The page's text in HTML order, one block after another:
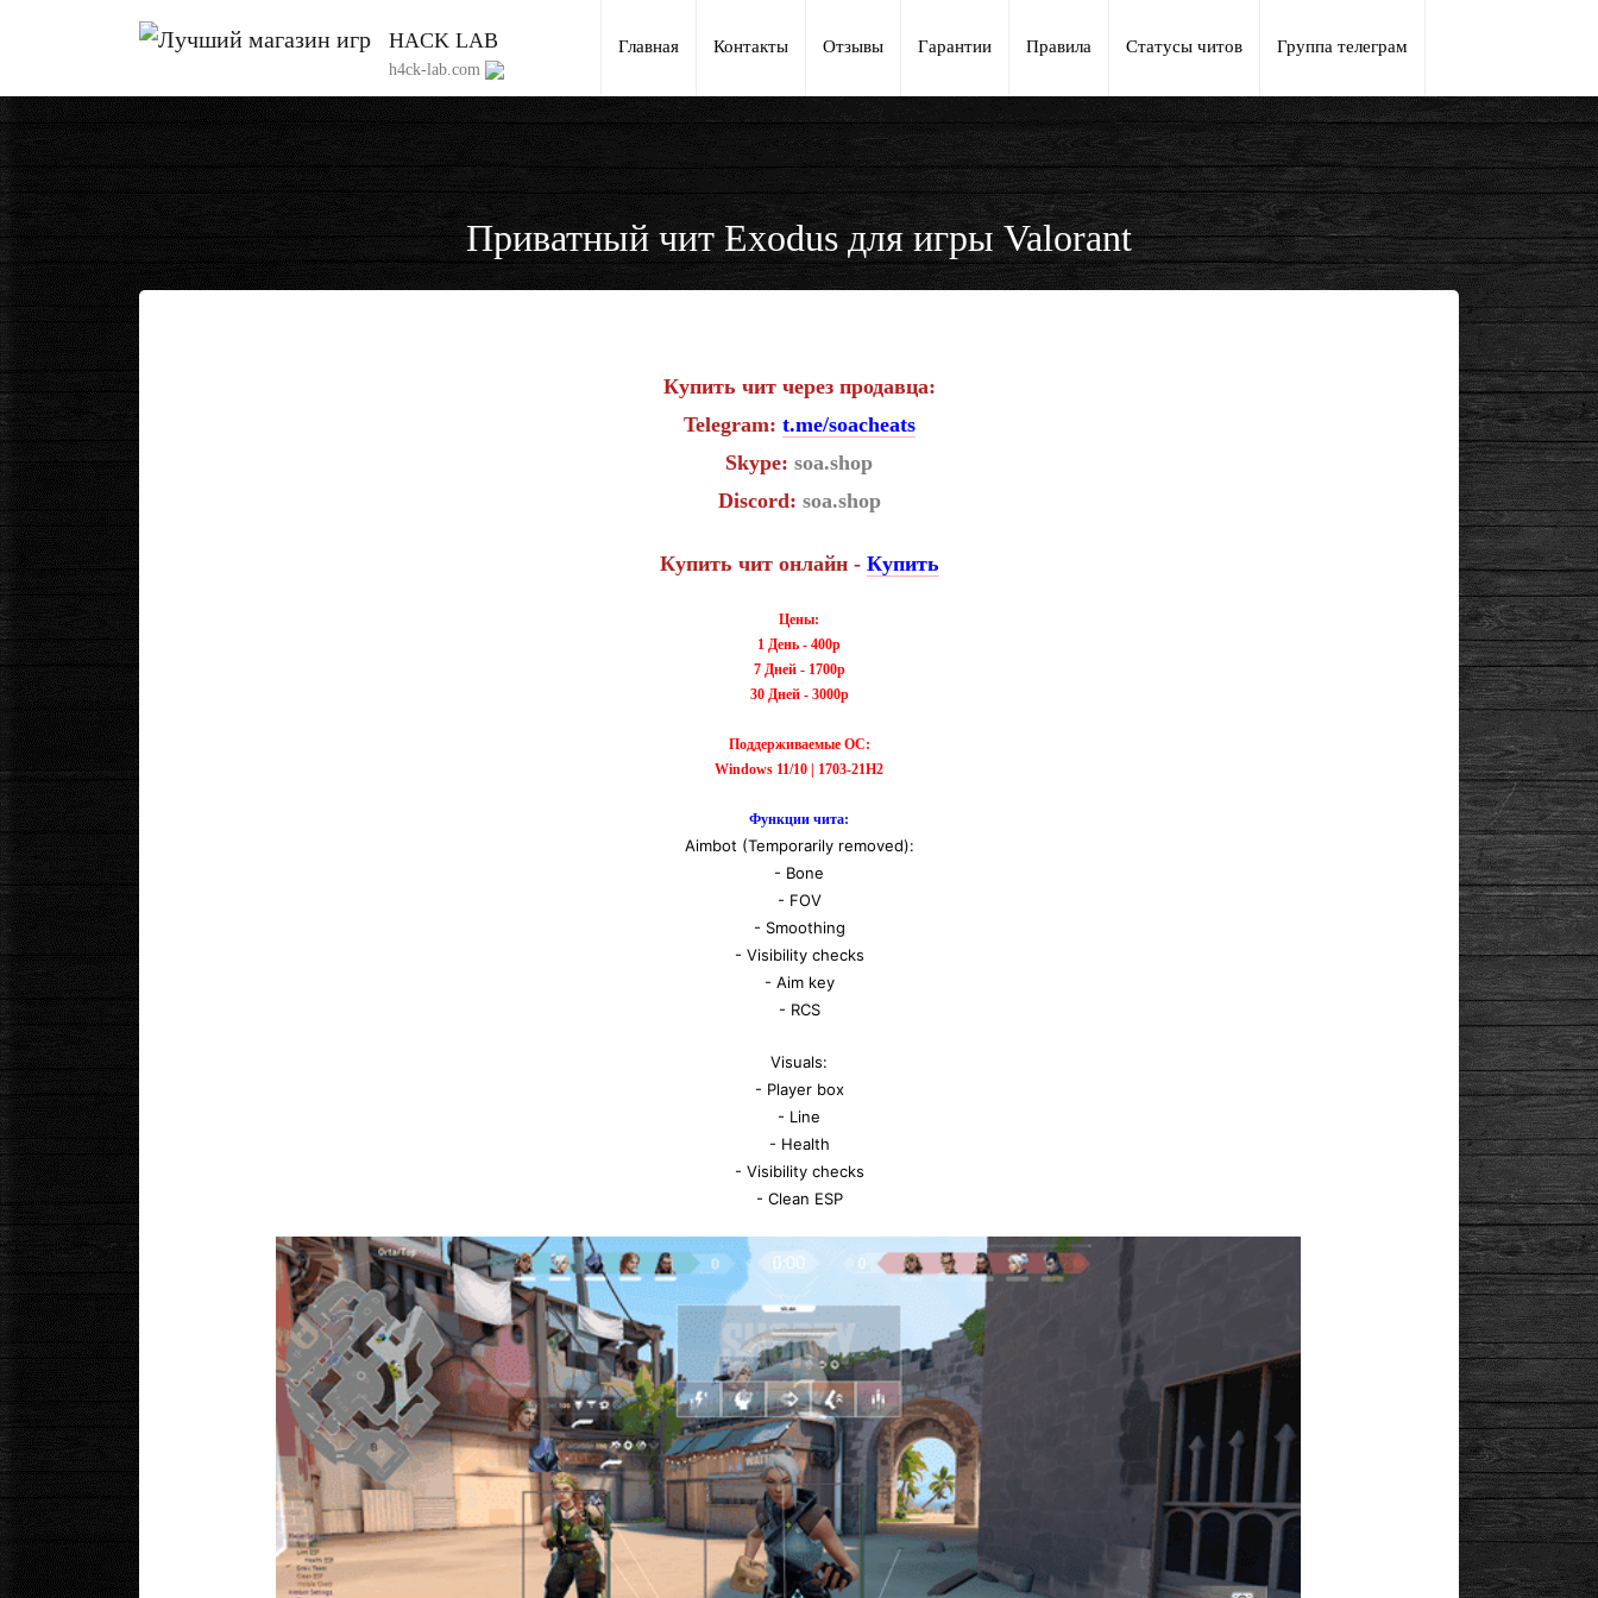
HACK LAB
h4ck-lab.com
Главная Контакты Отзывы Гарантии Правила Статусы читов Группа телеграм
Приватный чит Exodus для игры Valorant
Купить чит через продавца:
Telegram: t.me/soacheats
Skype: soa.shop
Discord: soa.shop
Купить чит онлайн - Купить
Цены:
1 День - 400р
7 Дней - 1700р
30 Дней - 3000р
Поддерживаемые ОС:
Windows 11/10 | 1703-21H2
Функции чита:
Aimbot (Temporarily removed):
- Bone
- FOV
- Smoothing
- Visibility checks
- Aim key
- RCS
Visuals:
- Player box
- Line
- Health
- Visibility checks
- Clean ESP